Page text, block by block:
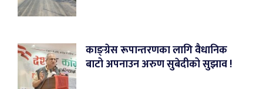
काङ्ग्रेस रूपान्तरणका लागि वैधानिक
बाटो अपनाउन अरुण सुबेदीको सुझाव !